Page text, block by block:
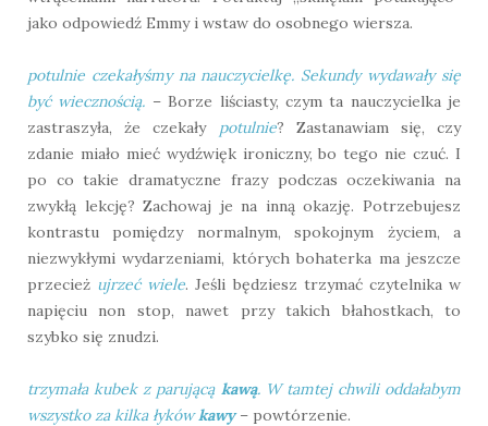
jako odpowiedź Emmy i wstaw do osobnego wiersza.
potulnie czekałyśmy na nauczycielkę. Sekundy wydawały się
być wiecznością. – Borze liściasty, czym ta nauczycielka je
zastraszyła, że czekały potulnie? Zastanawiam się, czy
zdanie miało mieć wydźwięk ironiczny, bo tego nie czuć. I
po co takie dramatyczne frazy podczas oczekiwania na
zwykłą lekcję? Zachowaj je na inną okazję. Potrzebujesz
kontrastu pomiędzy normalnym, spokojnym życiem, a
niezwykłymi wydarzeniami, których bohaterka ma jeszcze
przecież ujrzeć wiele. Jeśli będziesz trzymać czytelnika w
napięciu non stop, nawet przy takich błahostkach, to
szybko się znudzi.
trzymała kubek z parującą kawą. W tamtej chwili oddałabym
wszystko za kilka łykówkawy– powtórzenie.